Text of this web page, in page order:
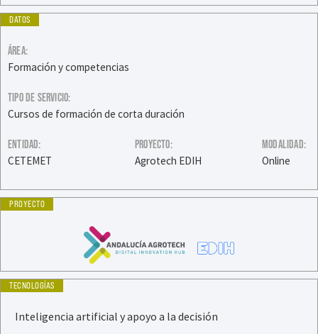
ÁREA:
Formación y competencias
TIPO DE SERVICIO:
Cursos de formación de corta duración
ENTIDAD:
CETEMET
PROYECTO:
Agrotech EDIH
MODALIDAD:
Online
DATOS
PROYECTO
TECNOLOGÍAS
Inteligencia artificial y apoyo a la decisión